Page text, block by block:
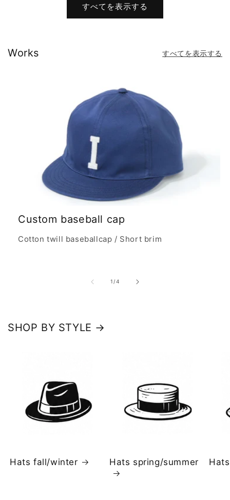
すべてを表示する
Works すべてを表示する
Custom baseball cap
Cotton twill baseballcap / Short brim
1 /の
4
SHOP BY STYLE →
Hats fall/winter Hats spring/summer